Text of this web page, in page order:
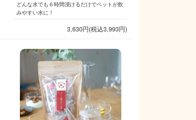
どんな水でも６時間浸けるだけでペットが飲
みやすい水に！
3,630円(税込3,993円)